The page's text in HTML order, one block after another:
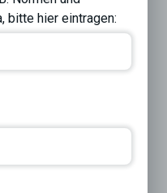
bitte hier eintragen: